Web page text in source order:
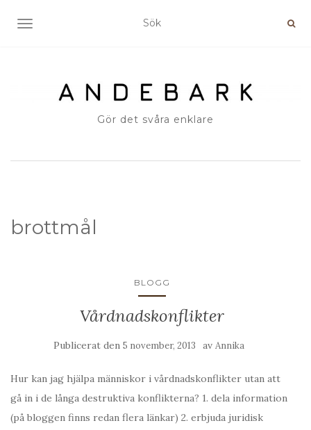
SLÅ PÅ/AV NAVIGERING
Gör det svåra enklare
brottmål
BLOGG
Vårdnadskonflikter
Publicerat den 5 november, 2013 av Annika
Hur kan jag hjälpa människor i vårdnadskonflikter utan att
gå in i de långa destruktiva konflikterna? 1. dela information
(på bloggen finns redan flera länkar) 2. erbjuda juridisk